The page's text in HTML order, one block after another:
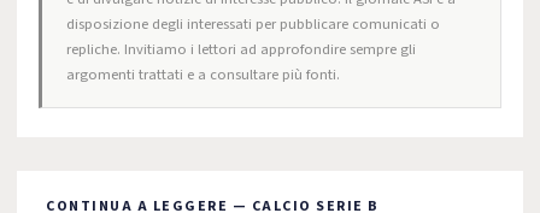
disposizione degli interessati per pubblicare comunicati o
repliche. Invitiamo i lettori ad approfondire sempre gli
argomenti trattati e a consultare più fonti.
CONTINUA A LEGGERE — CALCIO SERIE B